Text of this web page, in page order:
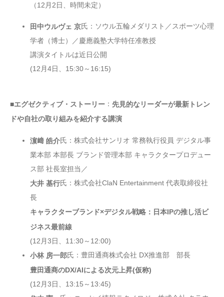
（12月2日、時間未定）
田中ウルヴェ 京氏：ソウル五輪メダリスト／スポーツ心理
学者（博士）／慶應義塾大学特任准教授
講演タイトルは近日公開
(12月4日、15:30～16:15)
■エグゼクティブ・ストーリー ： 先見的なリーダーが最新トレン
ドや自社の取り組みを紹介する講演
濵﨑 皓介氏：株式会社サンリオ 常務執行役員 デジタル事
業本部 本部長 ブランド管理本部 キャラクタープロデュー
ス部 社長室担当／
大井 基行氏：株式会社ClaN Entertainment 代表取締役社
長
キャラクターブランド×デジタル戦略：日本IPの推し活ビ
ジネス最前線
(12月3日、11:30～12:00)
小林 房一郎氏：豊田通商株式会社 DX推進部 部長
豊田通商のDX/AIによる次元上昇(仮称)
(12月3日、13:15～13:45)